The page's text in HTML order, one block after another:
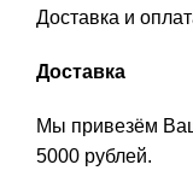
Доставка и
Доставка
Мы привезём
5000 рублей.